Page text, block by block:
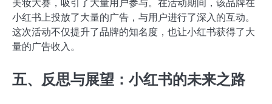
小红书上投放了大量的广告，与用户进行了深入的互动。
这次活动不仅提升了品牌的知名度，也让小红书获得了大
量的广告收入。
五、反思与展望：小红书的未来之路